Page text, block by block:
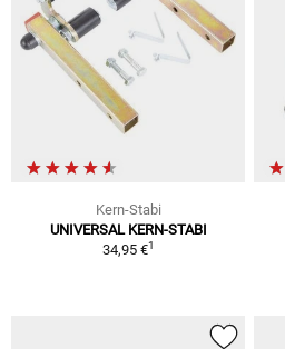
Kern-Stabi
UNIVERSAL KERN-STABI
34,95 €1